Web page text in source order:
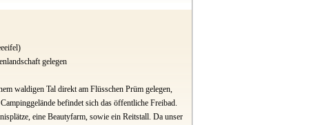
gelegen
waldigen Tal direkt am Flüsschen Prüm gelegen,
befindet sich das öffentliche Freibad.
eine Beautyfarm, sowie ein Reitstall. Da unser